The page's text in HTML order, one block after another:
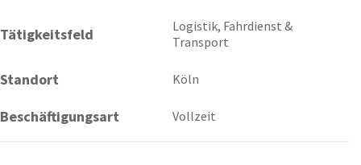
Tätigkeitsfeld
Logistik, Fahrdienst &
Transport
Standort Köln
Beschäftigungsart Vollzeit